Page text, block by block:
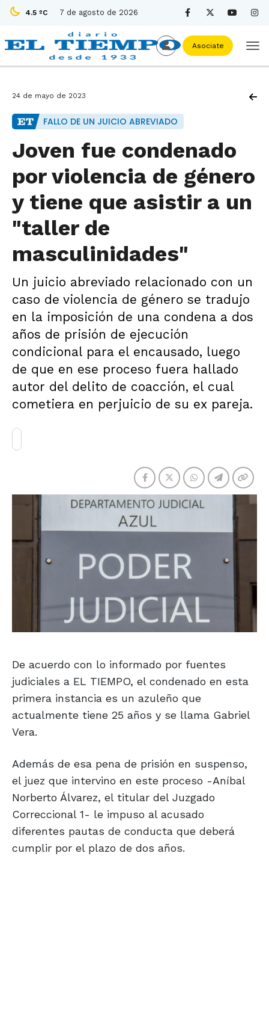
4.5 ºC 7 de agosto de 2026
Asociate
24 de mayo de 2023
FALLO DE UN JUICIO ABREVIADO
Joven fue condenado
por violencia de género
y tiene que asistir a un
"taller de
masculinidades"
Un juicio abreviado relacionado con un
caso de violencia de género se tradujo
en la imposición de una condena a dos
años de prisión de ejecución
condicional para el encausado, luego
de que en ese proceso fuera hallado
autor del delito de coacción, el cual
cometiera en perjuicio de su ex pareja.
De acuerdo con lo informado por fuentes
judiciales a EL TIEMPO, el condenado en esta
primera instancia es un azuleño que
actualmente tiene 25 años y se llama Gabriel
Vera.
Además de esa pena de prisión en suspenso,
el juez que intervino en este proceso -Aníbal
Norberto Álvarez, el titular del Juzgado
Correccional 1- le impuso al acusado
diferentes pautas de conducta que deberá
cumplir por el plazo de dos años.